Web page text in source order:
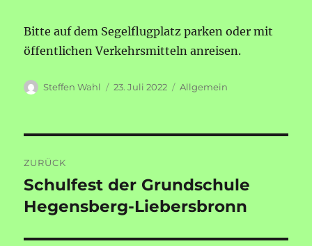
Bitte auf dem Segelflugplatz parken oder mit
öffentlichen Verkehrsmitteln anreisen.
Autor
Steffen Wahl
Veröffentlicht
23. Juli 2022 Kategorien
Allgemein
ZURÜCK
Vorheriger
Beitrag:
Schulfest der Grundschule
Hegensberg-Liebersbronn